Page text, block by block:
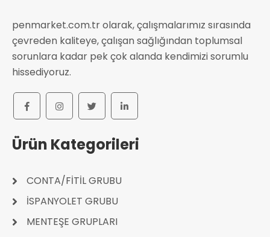
penmarket.com.tr olarak, çalışmalarımız sırasında
çevreden kaliteye, çalışan sağlığından toplumsal
sorunlara kadar pek çok alanda kendimizi sorumlu
hissediyoruz.
Ürün Kategorileri
CONTA/FİTİL GRUBU
İSPANYOLET GRUBU
MENTEŞE GRUPLARI